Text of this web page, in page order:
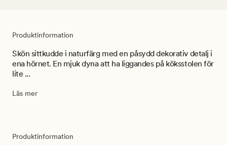
Produktinformation
Skön sittkudde i naturfärg med en påsydd dekorativ detalj i
ena hörnet. En mjuk dyna att ha liggandes på köksstolen för
lite ...
Läs mer
Produktinformation